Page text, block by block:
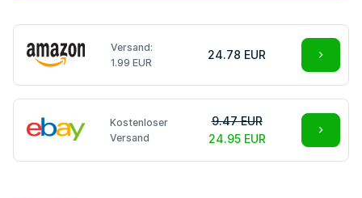
Versand:
1.99 EUR
24.78 EUR
Kostenloser
Versand
9.47 EUR
24.95 EUR